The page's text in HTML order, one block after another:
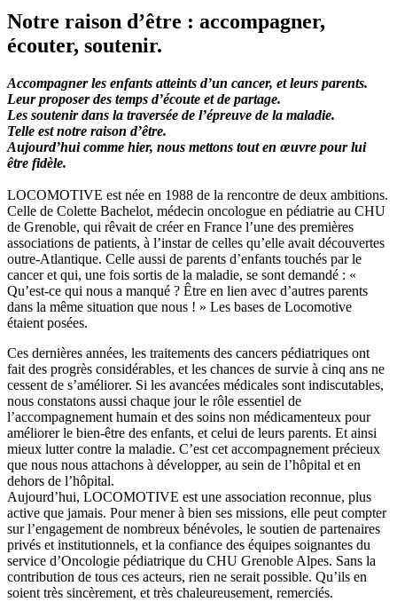
Notre raison d’être : accompagner,
écouter, soutenir.
Accompagner les enfants atteints d’un cancer, et leurs parents.
Leur proposer des temps d’écoute et de partage.
Les soutenir dans la traversée de l’épreuve de la maladie.
Telle est notre raison d’être.
Aujourd’hui comme hier, nous mettons tout en œuvre pour lui
être fidèle.
LOCOMOTIVE est née en 1988 de la rencontre de deux ambitions.
Celle de Colette Bachelot, médecin oncologue en pédiatrie au CHU
de Grenoble, qui rêvait de créer en France l’une des premières
associations de patients, à l’instar de celles qu’elle avait découvertes
outre-Atlantique. Celle aussi de parents d’enfants touchés par le
cancer et qui, une fois sortis de la maladie, se sont demandé : «
Qu’est-ce qui nous a manqué ? Être en lien avec d’autres parents
dans la même situation que nous ! » Les bases de Locomotive
étaient posées.
Ces dernières années, les traitements des cancers pédiatriques ont
fait des progrès considérables, et les chances de survie à cinq ans ne
cessent de s’améliorer. Si les avancées médicales sont indiscutables,
nous constatons aussi chaque jour le rôle essentiel de
l’accompagnement humain et des soins non médicamenteux pour
améliorer le bien-être des enfants, et celui de leurs parents. Et ainsi
mieux lutter contre la maladie. C’est cet accompagnement précieux
que nous nous attachons à développer, au sein de l’hôpital et en
dehors de l’hôpital.
Aujourd’hui, LOCOMOTIVE est une association reconnue, plus
active que jamais. Pour mener à bien ses missions, elle peut compter
sur l’engagement de nombreux bénévoles, le soutien de partenaires
privés et institutionnels, et la confiance des équipes soignantes du
service d’Oncologie pédiatrique du CHU Grenoble Alpes. Sans la
contribution de tous ces acteurs, rien ne serait possible. Qu’ils en
soient très sincèrement, et très chaleureusement, remerciés.